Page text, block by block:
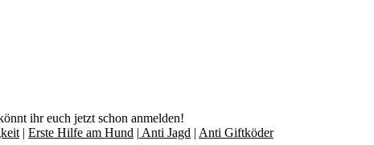
ihr euch jetzt schon anmelden!
| Erste Hilfe am Hund | Anti Jagd | Anti Giftköder